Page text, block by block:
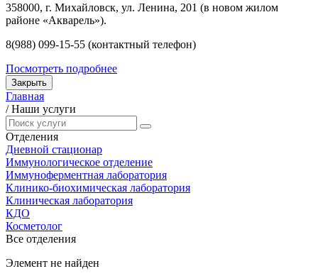
358000, г. Михайловск, ул. Ленина, 201 (в новом жилом
районе «Акварель»).
8(988) 099-15-55 (контактный телефон)
Посмотреть подробнее
Закрыть
Главная
/ Наши услуги
Отделения
Дневной стационар
Иммунологическое отделение
Иммуноферментная лаборатория
Клинико-биохимическая лаборатория
Клиническая лаборатория
КДО
Косметолог
Все отделения
Элемент не найден